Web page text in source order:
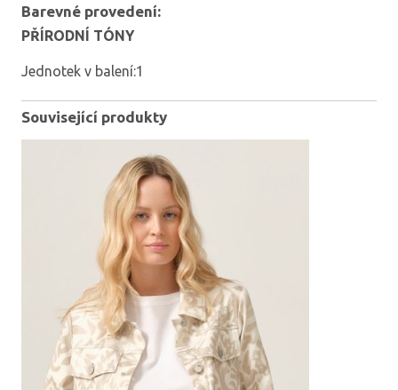
Barevné provedení:
PŘÍRODNÍ TÓNY
Jednotek v balení:1
Související produkty